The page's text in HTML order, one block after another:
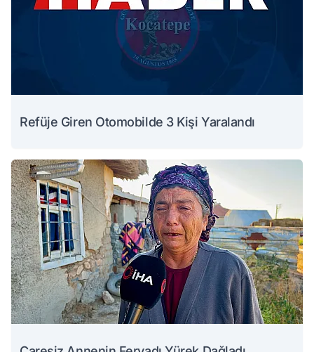
Refüje Giren Otomobilde 3 Kişi Yaralandı